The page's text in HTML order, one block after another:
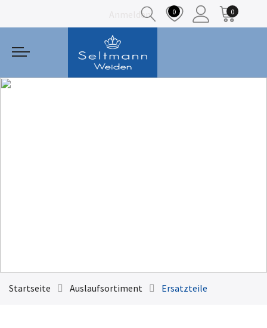
Anmelden 0 0
Startseite Auslaufsortiment Ersatzteile